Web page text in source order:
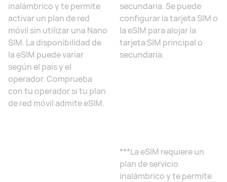
inalámbrico y te permite
activar un plan de red
móvil sin utilizar una Nano
SIM. La disponibilidad de
la eSIM puede variar
según el país y el
operador. Comprueba
con tu operador si tu plan
de red móvil admite eSIM.
secundaria. Se puede
configurar la tarjeta SIM o
la eSIM para alojar la
tarjeta SIM principal o
secundaria.
***La eSIM requiere un
plan de servicio
inalámbrico y te permite